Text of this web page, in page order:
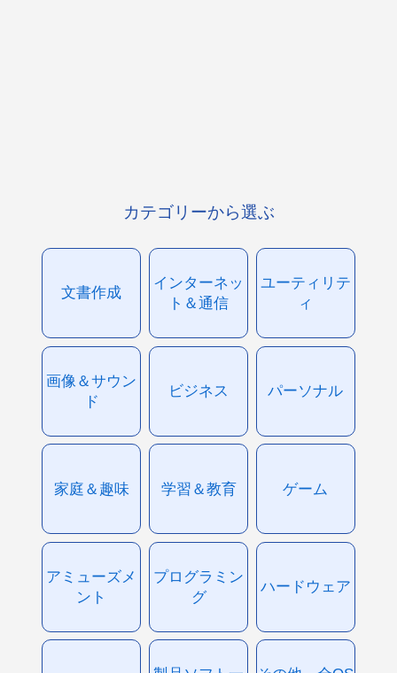
カテゴリーから選ぶ
文書作成
インターネッ
ト＆通信
ユーティリテ
ィ
画像＆サウン
ド
ビジネス パーソナル
家庭＆趣味 学習＆教育 ゲーム
アミューズメ
ント
プログラミン
グ
ハードウェア